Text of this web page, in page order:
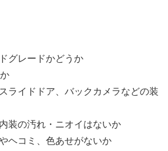
グレードかどうか
ライドドア、バックカメラなどの装
装の汚れ・ニオイはないか
ヘコミ、色あせがないか